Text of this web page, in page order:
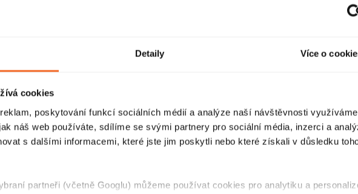
Detaily Více o
cookies
poskytování funkcí sociálních médií a analýze naší návštěvnosti
náš web používáte, sdílíme se svými partnery pro sociální média, inzerci a
s dalšími informacemi, které jste jim poskytli nebo které získali v důsledku
partneři (včetně Googlu) můžeme používat cookies pro analytiku a
a
je
na
a
nečistot a pomáhá
udržovat výrobky
déle čisté a
doporučujeme
které omezují
degradaci materiálu
a změny barevnosti
při dlouhodobém
úprava